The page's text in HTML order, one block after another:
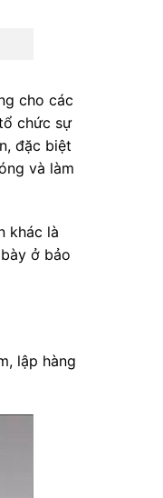
cho các
chức sự
đặc biệt
và làm
khác là
ở bảo
lập hàng